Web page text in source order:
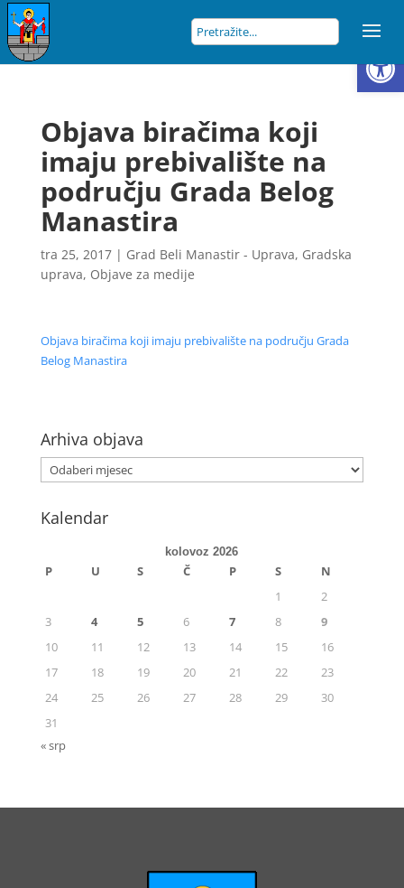
Objava biračima koji
imaju prebivalište na
području Grada Belog
Manastira
tra 25, 2017| Grad Beli Manastir - Uprava, Gradska
uprava, Objave za medije
Objava biračima koji imaju prebivalište na području Grada
Belog Manastira
Arhiva objava
Kalendar
kolovoz 2026
P U S Č P S
N
1
2
3
4 5 6 7 8
9
10
11 12 13 14 15
16
17
18 19 20 21 22
23
24
25 26 27 28 29
30
31
« srp